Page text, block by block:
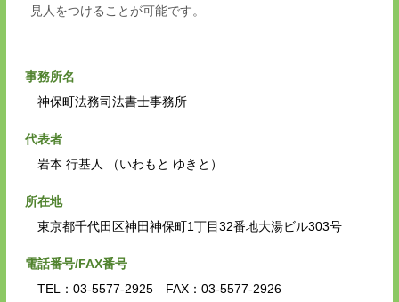
見人をつけることが可能です。
事務所名
神保町法務司法書士事務所
代表者
岩本 行基人 （いわもと ゆきと）
所在地
東京都千代田区神田神保町1丁目32番地大湯ビル303号
電話番号/FAX番号
TEL：03-5577-2925 FAX：03-5577-2926